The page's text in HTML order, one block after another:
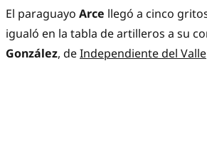
El paraguayo Arce llegó a cinco
igualó en la tabla de artilleros a su
González, deIndependiente del Valle